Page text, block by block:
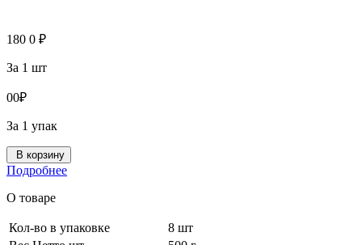
180 0 ₽
За 1 шт
00₽
За 1 упак
В корзину
Подробнее
О товаре
Кол-во в упаковке
8 шт